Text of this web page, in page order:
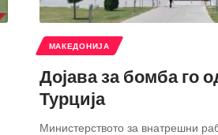
МАКЕДОНИЈА
Дојава за бомба го
Турција
Министерството за внатрешни